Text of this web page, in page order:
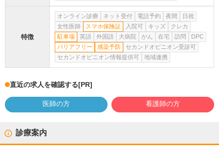
特徴
オンライン診療 ネット受付 電話予約 夜間
日祝
女性医師
スマホ保険証 入院可 キッズ
クレカ
駐車場
英語 外国語 大病院 がん 在宅 訪問
DPC
バリアフリー
感染予防
セカンドオピニオン受診可
セカンドオピニオン情報提供可
地域連携
直近の求人を確認する[PR]
医師の方 看護師の方
診療案内